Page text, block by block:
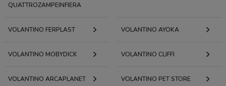
QUATTROZAMPEINFIERA
VOLANTINO FERPLAST VOLANTINO AYOKA
VOLANTINO MOBYDICK VOLANTINO CLIFFI
VOLANTINO ARCAPLANET
VOLANTINO PET STORE